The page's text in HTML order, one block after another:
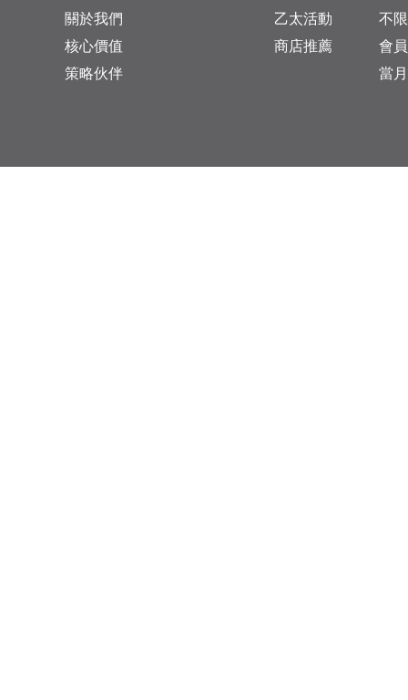
關於我們
核心價值
策略伙伴
乙太活動
商店推薦
不
會
當